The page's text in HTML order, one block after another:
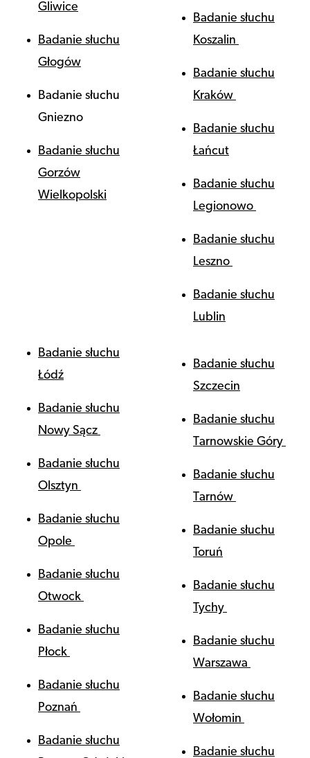
Gliwice
Badanie słuchu
Głogów
Badanie słuchu
Gniezno
Badanie słuchu
Gorzów
Wielkopolski
Badanie słuchu
Koszalin
Badanie słuchu
Kraków
Badanie słuchu
Łańcut
Badanie słuchu
Legionowo
Badanie słuchu
Leszno
Badanie słuchu
Lublin
Badanie słuchu
Łódź
Badanie słuchu
Nowy Sącz
Badanie słuchu
Olsztyn
Badanie słuchu
Opole
Badanie słuchu
Otwock
Badanie słuchu
Płock
Badanie słuchu
Poznań
Badanie słuchu
Badanie słuchu
Szczecin
Badanie słuchu
Tarnowskie Góry
Badanie słuchu
Tarnów
Badanie słuchu
Toruń
Badanie słuchu
Tychy
Badanie słuchu
Warszawa
Badanie słuchu
Wołomin
Badanie słuchu